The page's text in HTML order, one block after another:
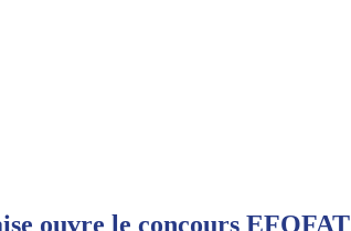
ouvre le concours EFOFAT